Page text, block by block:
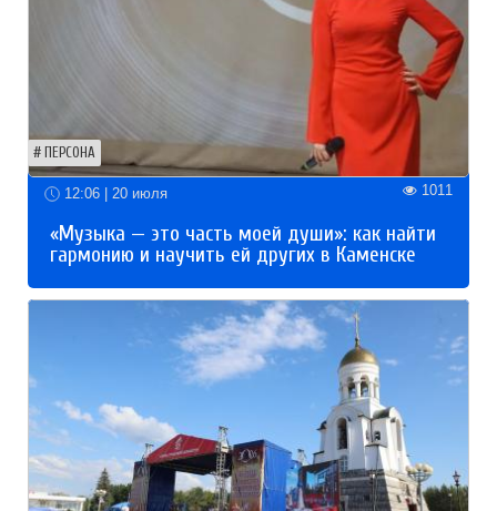
ПЕРСОНА
12:06 | 20 июля 1011
«Музыка — это часть моей души»: как найти
гармонию и научить ей других в Каменске